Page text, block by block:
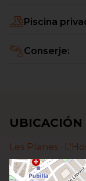
Piscina
Conserje:
Les Planes ·